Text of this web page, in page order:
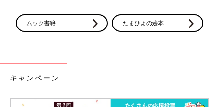
ムック書籍 たまひよの絵本
キャンペーン